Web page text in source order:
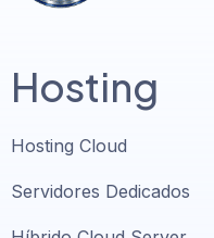
Hosting
Hosting Cloud
Servidores Dedicados